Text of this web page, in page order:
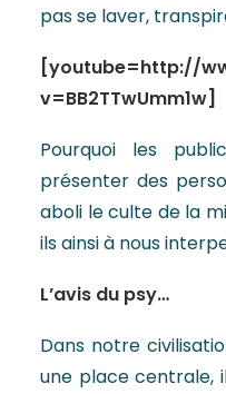
pas se laver,
[youtube=http://
v=BB2TTwUmm1w]
Pourquoi les
présenter des
aboli le culte de la
ils ainsi à nous
L’avis du psy…
Dans notre
une place centrale,